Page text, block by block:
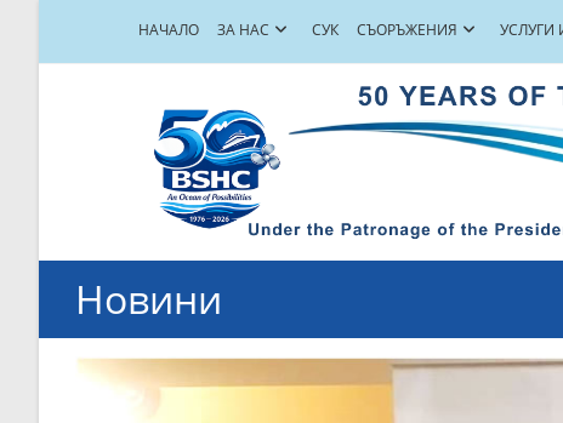
НАЧАЛО ЗА НАС СУК СЪОРЪЖЕНИЯ УСЛУГИ
Новини